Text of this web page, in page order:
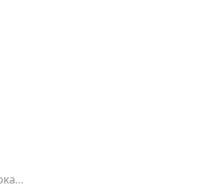
Valhalla